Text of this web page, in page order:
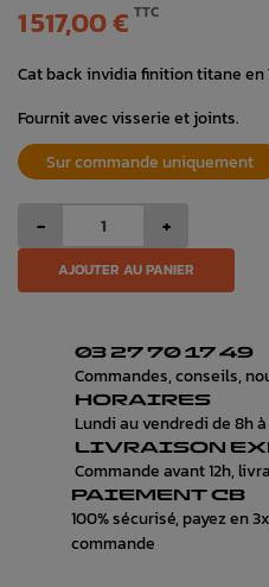
1 517,00 € TTC
Cat back invidia finition titane en
Fournit avec visserie et joints.
Sur commande uniquement
- +
AJOUTER AU PANIER
03 27 70 17 49
Commandes, conseils,
HORAIRES
Lundi au vendredi de 8h à
LIVRAISON
Commande avant 12h,
PAIEMENT CB
100% sécurisé, payez en
commande